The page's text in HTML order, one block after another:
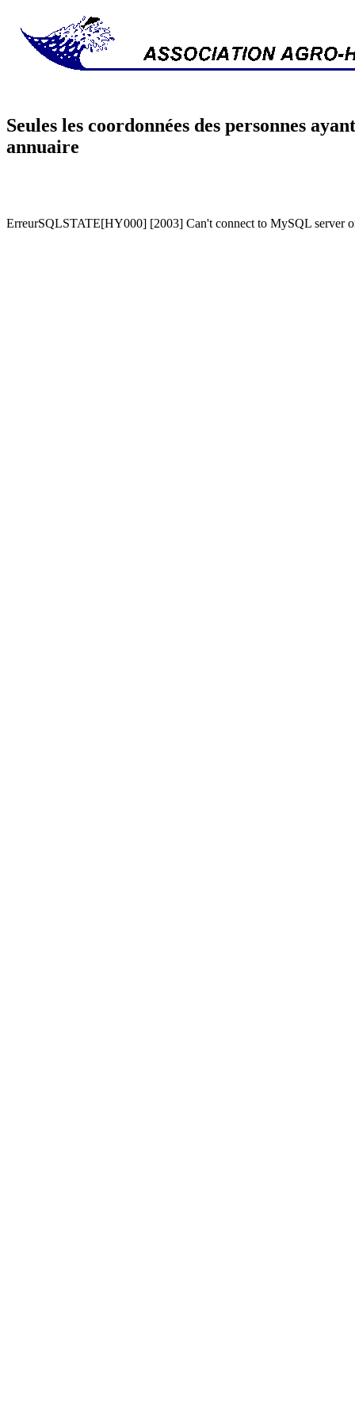
Seules les coordonnées des personnes
annuaire
ErreurSQLSTATE[HY000] [2003] Can't connect to MySQL server